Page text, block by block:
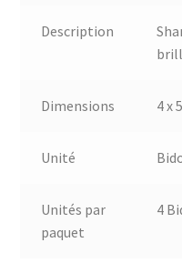
Description
Dimensions 4 x
Unité
Unités par
paquet
4